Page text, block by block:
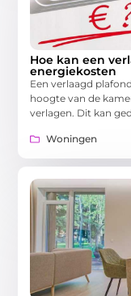
Hoe kan een
energiekosten
Een verlaagd
hoogte van de
verlagen. Dit kan
Woningen